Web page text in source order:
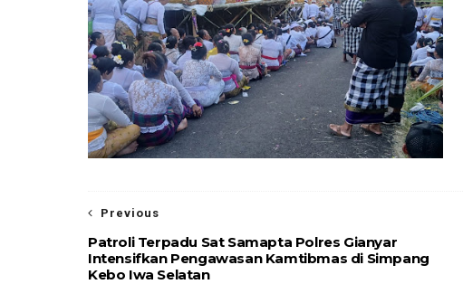
Previous
Patroli Terpadu Sat Samapta Polres Gianyar
Intensifkan Pengawasan Kamtibmas di Simpang
Kebo Iwa Selatan